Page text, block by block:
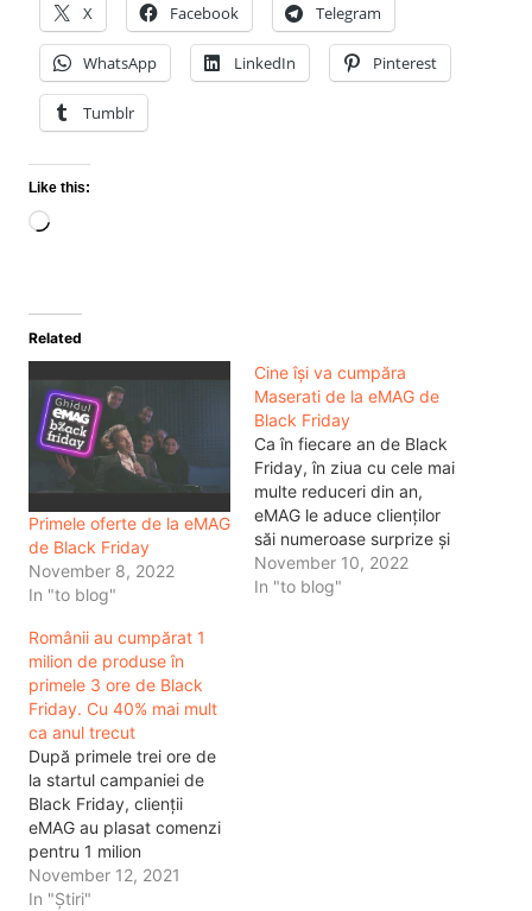
X Facebook Telegram
WhatsApp LinkedIn Pinterest
Tumblr
Like this:
Loading…
Related
Primele oferte de la eMAG
de Black Friday
November 8, 2022
In "to blog"
Cine își va cumpăra
Maserati de la eMAG de
Black Friday
Ca în fiecare an de Black
Friday, în ziua cu cele mai
multe reduceri din an,
eMAG le aduce clienților
săi numeroase surprize și
oferte speciale, astfel
încât oricine să poată
November 10, 2022
In "to blog"
Românii au cumpărat 1
milion de produse în
primele 3 ore de Black
Friday. Cu 40% mai mult
ca anul trecut
După primele trei ore de
la startul campaniei de
Black Friday, clienții
eMAG au plasat comenzi
pentru 1 milion
de produse. În premieră
de Black Friday, a fost
November 12, 2021
In "Știri"